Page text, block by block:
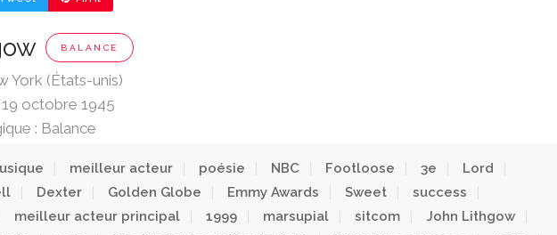
BALANCE
York (États-unis)
octobre 1945
: Balance
meilleur acteur poésie NBC Footloose 3e
Lord
Dexter Golden Globe Emmy Awards Sweet
success
meilleur acteur principal 1999 marsupial sitcom
John Lithgow